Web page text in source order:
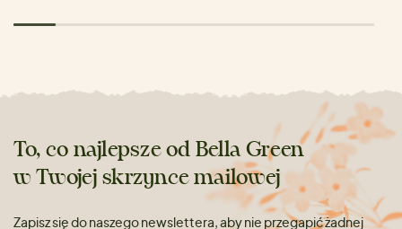
To, co najlepsze od Bella Green
w Twojej skrzynce mailowej
Zapisz się do naszego newslettera, aby nie przegapić żadnej